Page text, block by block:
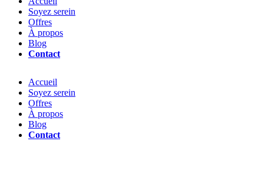
Soyez serein
Offres
À propos
Blog
Contact
Accueil
Soyez serein
Offres
À propos
Blog
Contact